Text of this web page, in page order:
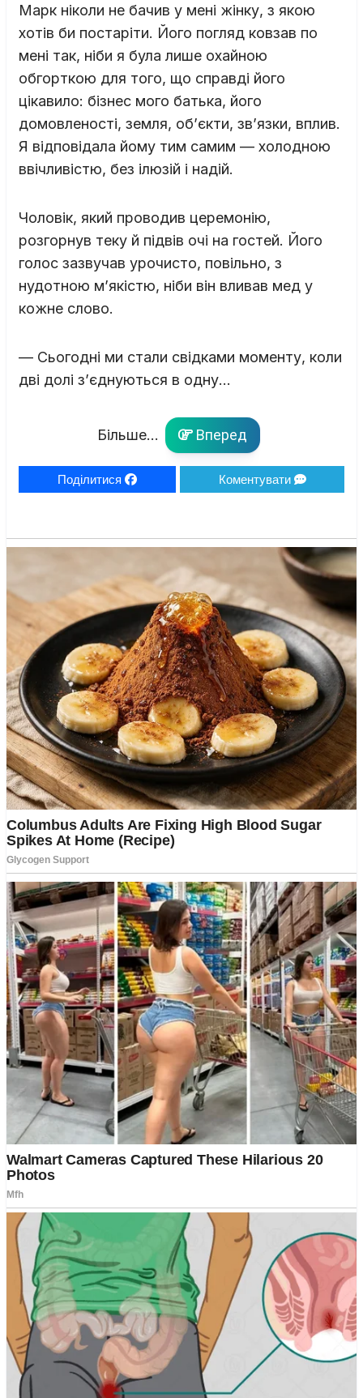
Марк ніколи не бачив у мені жінку, з якою
хотів би постаріти. Його погляд ковзав по
мені так, ніби я була лише охайною
обгорткою для того, що справді його
цікавило: бізнес мого батька, його
домовленості, земля, об’єкти, зв’язки, вплив.
Я відповідала йому тим самим — холодною
ввічливістю, без ілюзій і надій.
Чоловік, який проводив церемонію,
розгорнув теку й підвів очі на гостей. Його
голос зазвучав урочисто, повільно, з
нудотною м’якістю, ніби він вливав мед у
кожне слово.
— Сьогодні ми стали свідками моменту, коли
дві долі з’єднуються в одну…
Більше... Вперед
Поділитися Коментувати